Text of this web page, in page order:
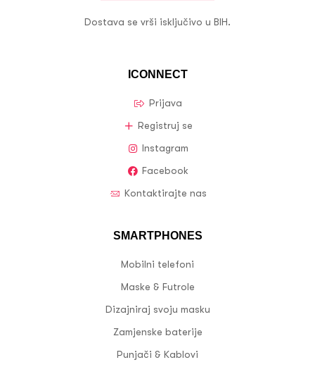
ICONNECT
Prijava
Registruj se
Instagram
Facebook
Kontaktirajte nas
SMARTPHONES
Mobilni telefoni
Maske & Futrole
Dizajniraj svoju masku
Zamjenske baterije
Punjači & Kablovi
Dostava se vrši isključivo u BIH.